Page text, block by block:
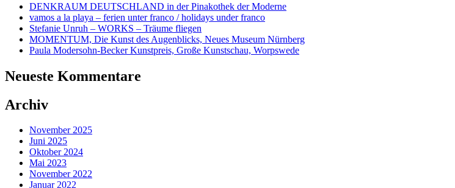
DENKRAUM DEUTSCHLAND in der Pinakothek der Moderne
vamos a la playa – ferien unter franco / holidays under franco
Stefanie Unruh – WORKS – Träume fliegen
MOMENTUM, Die Kunst des Augenblicks, Neues Museum Nürnberg
Paula Modersohn-Becker Kunstpreis, Große Kunstschau, Worpswede
Neueste Kommentare
Archiv
November 2025
Juni 2025
Oktober 2024
Mai 2023
November 2022
Januar 2022